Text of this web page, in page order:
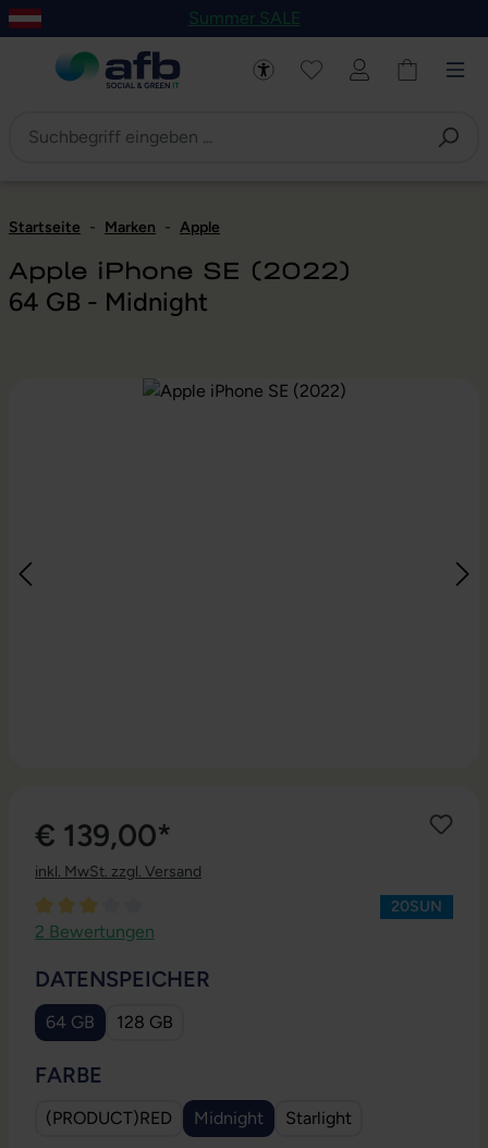
Hauptinhalt springen
Zur Navigation der B2B-Plattform springen
Summer SALE
Startseite - Marken - Apple
Apple iPhone SE (2022)
64 GB - Midnight
Bildergalerie überspringen
€ 139,00*
inkl. MwSt. zzgl. Versand
Durchschnittliche Bewertung von 3 von 5 Sternen
2 Bewertungen
20SUN
DATENSPEICHER
64 GB 128 GB
FARBE
(PRODUCT)RED Midnight Starlight